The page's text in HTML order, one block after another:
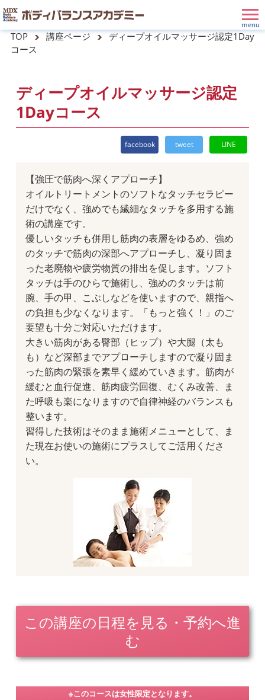
TOP 講座ページ
ディープオイルマッサージ認定1Day
コース
ディープオイルマッサージ認定
1Dayコース
facebook tweet LINE
【強圧で筋肉へ深くアプローチ】
オイルトリートメントのソフトなタッチセラピー
だけでなく、強めでも繊細なタッチを多用する施
術の講座です。
優しいタッチも併用し筋肉の表層をゆるめ、強め
のタッチで筋肉の深部へアプローチし、凝り固ま
った老廃物や疲労物質の排出を促します。ソフト
タッチは手のひらで施術し、強めのタッチは前
腕、手の甲、こぶしなどを使いますので、親指へ
の負担も少なくなります。「もっと強く！」のご
要望も十分ご対応いただけます。
大きい筋肉がある臀部（ヒップ）や大腿（太も
も）など深部までアプローチしますので凝り固ま
った筋肉の緊張を素早く緩めていきます。筋肉が
緩むと血行促進、筋肉疲労回復、むくみ改善、ま
た呼吸も楽になりますので自律神経のバランスも
整います。
習得した技術はそのまま施術メニューとして、ま
た現在お使いの施術にプラスしてご活用くださ
い。
この講座の日程を見る・予約へ進
む
※このコースは女性限定となります。